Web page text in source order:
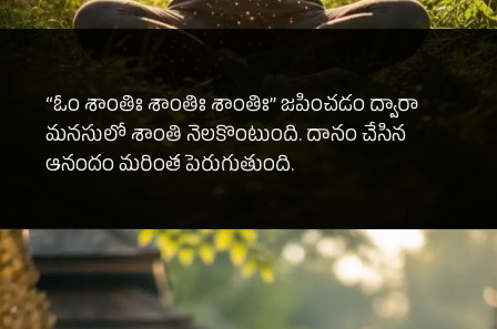
“ఓం శాంతిః శాంతిః శాంతిః” జపించడం ద్వారా
మనసులో శాంతి నెలకొంటుంది. దానం చేసిన
ఆనందం మరింత పెరుగుతుంది.